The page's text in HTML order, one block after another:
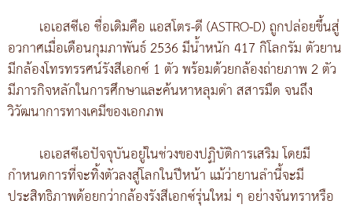
เอเอสซีเอ ชื่อเดิมคือ แอสโตร-ดี (ASTRO-D) ถูกปล่อยขึ้นสู่
อวกาศเมื่อเดือนกุมภาพันธ์ 2536 มีน้ำหนัก 417 กิโลกรัม ตัวยาน
มีกล้องโทรทรรศน์รังสีเอกซ์ 1 ตัว พร้อมด้วยกล้องถ่ายภาพ 2 ตัว
มีภารกิจหลักในการศึกษาและค้นหาหลุมดำ สสารมืด จนถึง
วิวัฒนาการทางเคมีของเอกภพ
เอเอสซีเอปัจจุบันอยู่ในช่วงของปฏิบัติการเสริม โดยมี
กำหนดการที่จะทิ้งตัวลงสู่โลกในปีหน้า แม้ว่ายานลำนี้จะมี
ประสิทธิภาพด้อยกว่ากล้องรังสีเอกซ์รุ่นใหม่ ๆ อย่างจันทราหรือ